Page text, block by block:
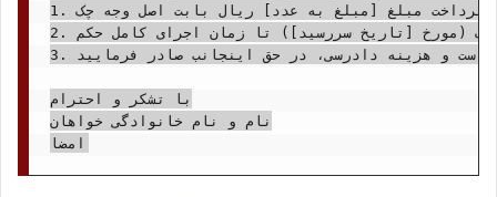
1. حکم بر محکومیت خوانده به پرداخت مبلغ [مبلغ به عدد] ریال بابت اصل وجه چک.
2. حکم بر پرداخت خسارت تأخیر تأدیه از تاریخ سررسید چک (مورخ [تاریخ سررسید]) تا زمان اجرای کامل حکم.
3. حکم بر پرداخت کلیه خسارات و هزینه های دادرسی، شامل هزینه ثبت دادخواست و هزینه دادرسی، در حق اینجانب صادر فرمایید.
با تشکر و احترام
نام و نام خانوادگی خواهان